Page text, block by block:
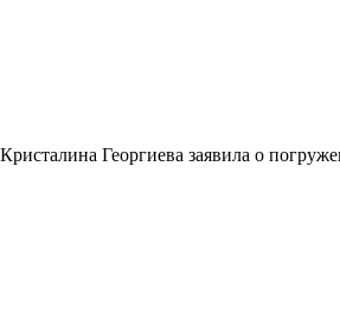
Георгиева заявила о